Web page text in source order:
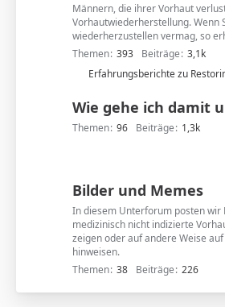
Männern, die ihrer Vorhaut
Vorhautwiederherstellung. Wenn
wiederherzustellen vermag, so
Themen 393 Beiträge 3,1k
t
e
r
e
n
Erfahrungsberichte zu
Wie gehe ich damit
Themen 96 Beiträge 1,3k
Bilder und Memes
In diesem Unterforum posten wir
medizinisch nicht indizierte
zeigen oder auf andere Weise
hinweisen.
Themen 38 Beiträge 226